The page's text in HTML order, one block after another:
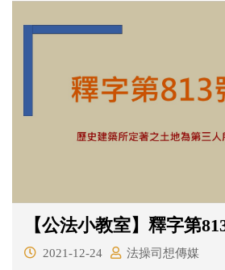
【公法小教室】釋字第
2021-12-24
法操司想傳媒